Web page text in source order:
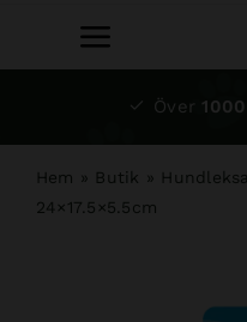
Toggle
Hundsalong
Över 1000
Hem » Butik »
24×17.5×5.5cm